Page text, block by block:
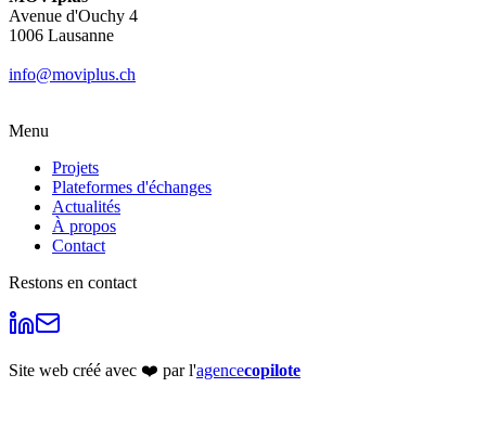
Avenue d'Ouchy 4
1006 Lausanne
info@moviplus.ch
Menu
Projets
Plateformes d'échanges
Actualités
À propos
Contact
Restons en contact
Site web créé avec ❤️ par l'agencecopilote